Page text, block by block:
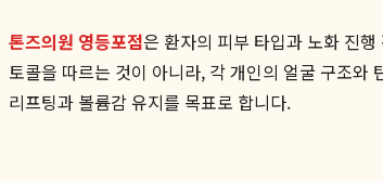
톤즈의원 영등포점은 환자의 피부 타입과 노화 진
토콜을 따르는 것이 아니라, 각 개인의 얼굴 구조와
리프팅과 볼륨감 유지를 목표로 합니다.